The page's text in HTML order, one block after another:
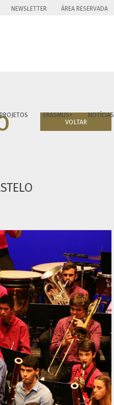
NEWSLETTER ÁREA RESERVADA
PROJETOS ERASMUS+ NOTÍCIAS
VOLTAR